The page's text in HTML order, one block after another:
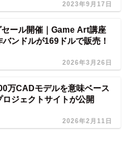
2023年9月17日
ール開催｜Game Art講座
ンドルが169ドルで販売！
2026年3月26日
万CADモデルを意味ベース
ジェクトサイトが公開
2026年2月11日